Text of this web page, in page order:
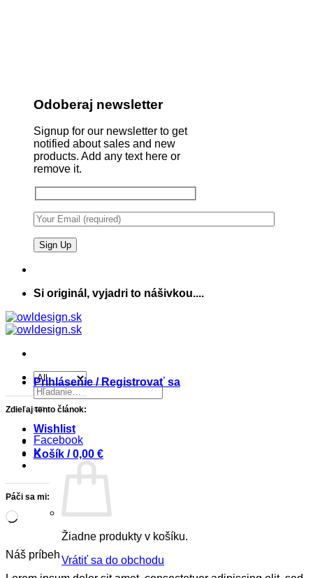
Odoberaj newsletter
Signup for our newsletter to get
notified about sales and new
products. Add any text here or
remove it.
Si originál, vyjadri to nášivkou....
Hľadať:
Wishlist
Košík /0,00 €
Žiadne produkty v košíku.
Vrátiť sa do obchodu
Prihlásenie / Registrovať sa
Zdieľaj tento článok:
Facebook
X
Páči sa mi:
Loading…
Náš príbeh